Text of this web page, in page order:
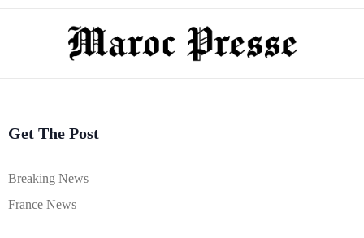
Get The Post
Breaking News
France News